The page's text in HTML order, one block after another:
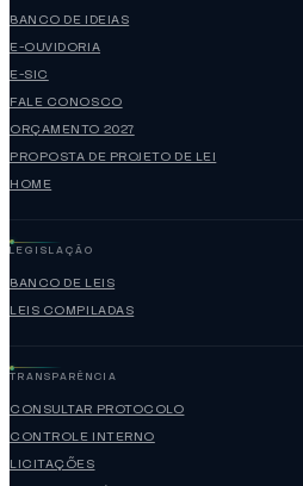
BANCO DE IDEIAS
E-OUVIDORIA
E-SIC
FALE CONOSCO
ORÇAMENTO 2027
PROPOSTA DE PROJETO DE LEI
HOME
LEGISLAÇÃO
BANCO DE LEIS
LEIS COMPILADAS
TRANSPARÊNCIA
CONSULTAR PROTOCOLO
CONTROLE INTERNO
LICITAÇÕES